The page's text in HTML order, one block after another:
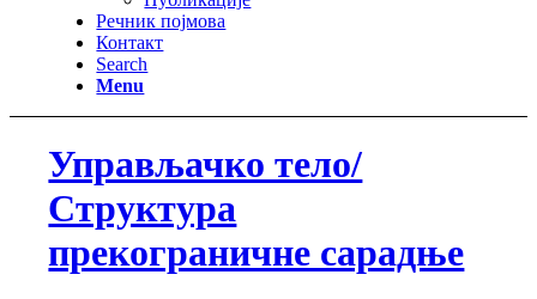
Речник појмова
Контакт
Search
Menu
Управљачко тело/
Структура
прекограничне сарадње